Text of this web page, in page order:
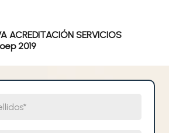
ACREDITACIÓN SERVICIOS
2019